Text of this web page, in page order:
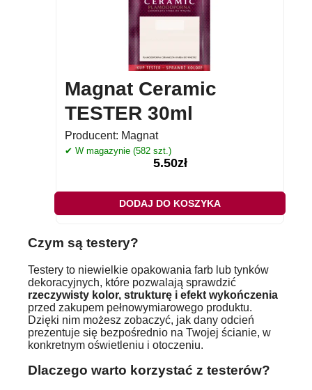
Magnat Ceramic
TESTER 30ml
Producent: Magnat
✔ W magazynie (582 szt.)
5.50zł
DODAJ DO KOSZYKA
Czym są testery?
Testery to niewielkie opakowania farb lub tynków
dekoracyjnych, które pozwalają sprawdzić
rzeczywisty kolor, strukturę i efekt wykończenia
przed zakupem pełnowymiarowego produktu.
Dzięki nim możesz zobaczyć, jak dany odcień
prezentuje się bezpośrednio na Twojej ścianie, w
konkretnym oświetleniu i otoczeniu.
Dlaczego warto korzystać z testerów?